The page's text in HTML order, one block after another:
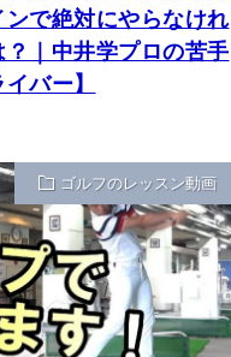
で絶対にやらなけれ
｜中井学プロの苦手
バー】
ゴルフのレッスン動画